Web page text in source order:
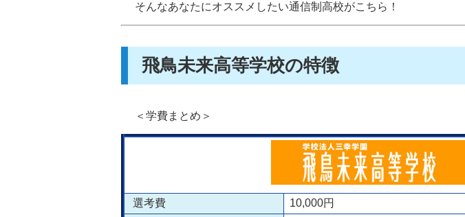
そんなあなたにオススメしたい通信制高校がこちら！
飛鳥未来高等学校の特徴
＜学費まとめ＞
選考費
10,000円